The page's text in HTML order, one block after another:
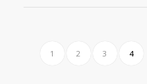
1 2 3 4